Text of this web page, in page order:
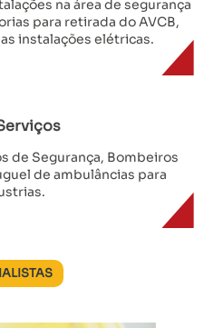
na área de segurança
para retirada do AVCB,
instalações elétricas.
de Segurança, Bombeiros
de ambulâncias para